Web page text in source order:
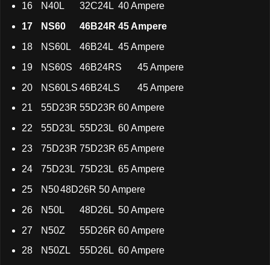
16
N40L 32C24L 40 Ampere
17
NS60 46B24R 45 Ampere
18
NS60L 46B24L 45 Ampere
19
NS60S 46B24RS
45 Ampere
20
NS60LS 46B24LS
45 Ampere
21
55D23R 55D23R 60 Ampere
22
55D23L 55D23L 60 Ampere
23
75D23R 75D23R 65 Ampere
24
75D23L 75D23L 65 Ampere
25
N5048D26R 50 Ampere
26
N50L 48D26L 50 Ampere
27
N50Z 55D26R 60 Ampere
28
N50ZL 55D26L 60 Ampere